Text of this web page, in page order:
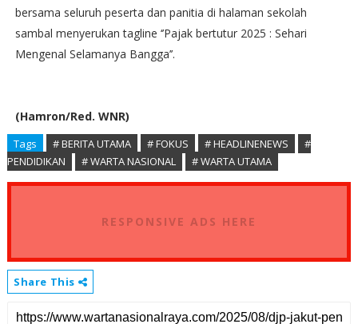
bersama seluruh peserta dan panitia di halaman sekolah
sambal menyerukan tagline ‘’Pajak bertutur 2025 : Sehari
Mengenal Selamanya Bangga’’.
(Hamron/Red. WNR)
Tags # BERITA UTAMA # FOKUS # HEADLINENEWS
#
PENDIDIKAN
# WARTA NASIONAL # WARTA UTAMA
RESPONSIVE ADS HERE
Share This